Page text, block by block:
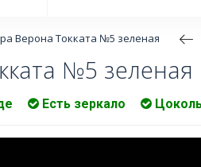
Верона Токката №5 зеленая
№5 зеленая
Есть зеркало